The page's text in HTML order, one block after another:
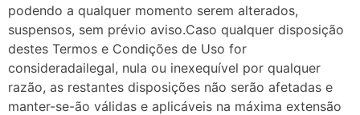
podendo a qualquer momento serem alterados,
suspensos, sem prévio aviso.Caso qualquer disposição
destes Termos e Condições de Uso for
consideradailegal, nula ou inexequível por qualquer
razão, as restantes disposições não serão afetadas e
manter-se-ão válidas e aplicáveis na máxima extensão